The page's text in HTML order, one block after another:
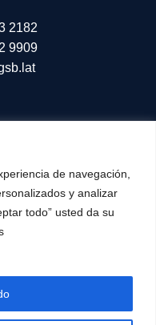
de navegación,
y analizar
todo” usted da su
2182
9909
Americas
Reservados
de Privacidad